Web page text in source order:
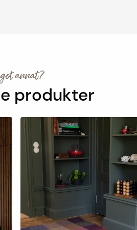
annat?
produkter